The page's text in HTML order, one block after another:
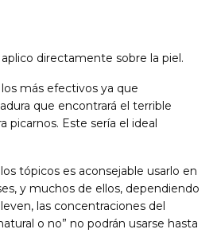
directamente sobre la piel.
más efectivos ya que
que encontrará el terrible
picarnos. Este sería el ideal
tópicos es aconsejable usarlo en
y muchos de ellos, dependiendo
las concentraciones del
o no” no podrán usarse hasta